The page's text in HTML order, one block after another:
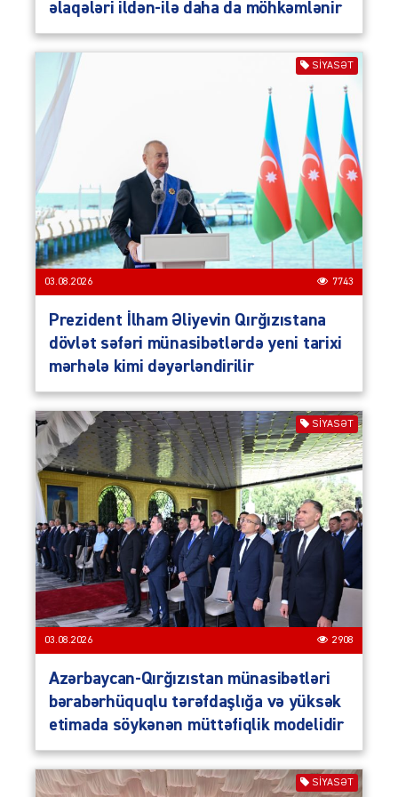
əlaqələri ildən-ilə daha da möhkəmlənir
SIYASƏT
03.08.2026 7743
Prezident İlham Əliyevin Qırğızıstana
dövlət səfəri münasibətlərdə yeni tarixi
mərhələ kimi dəyərləndirilir
SIYASƏT
03.08.2026 2908
Azərbaycan-Qırğızıstan münasibətləri
bərabərhüquqlu tərəfdaşlığa və yüksək
etimada söykənən müttəfiqlik modelidir
SIYASƏT